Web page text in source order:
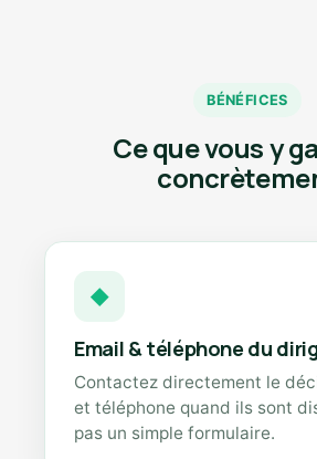
BÉNÉFICES
Ce que vous y
◆
Email & téléphone du
Contactez directement le
et téléphone quand ils sont
pas un simple formulaire.